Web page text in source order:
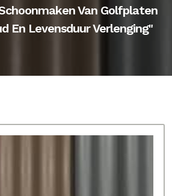
Van Golfplaten
En Levensduur Verlenging"